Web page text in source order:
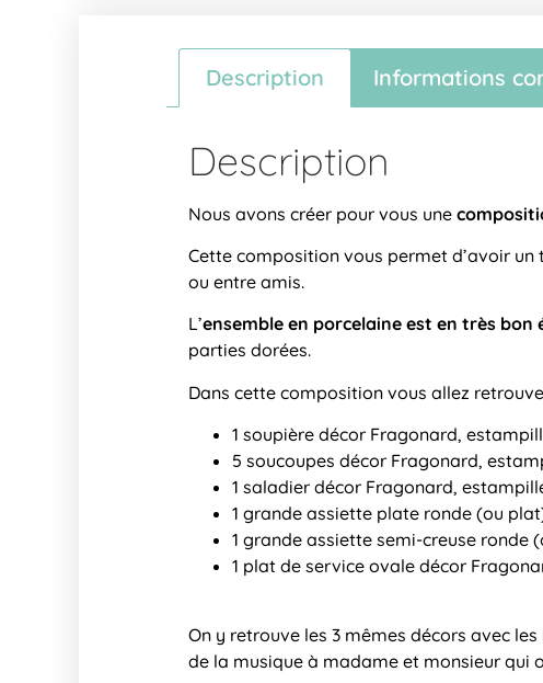
Description Informations
Description
Nous avons créer pour vous une
Cette composition vous permet d’avoir un
ou entre amis.
L’ensemble en porcelaine est en très bon
parties dorées.
Dans cette composition vous allez
1 soupière décor Fragonard,
5 soucoupes décor Fragonard,
1 saladier décor Fragonard,
1 grande assiette plate ronde (ou
1 grande assiette semi-creuse ronde
1 plat de service ovale décor
On y retrouve les 3 mêmes décors avec
de la musique à madame et monsieur qui